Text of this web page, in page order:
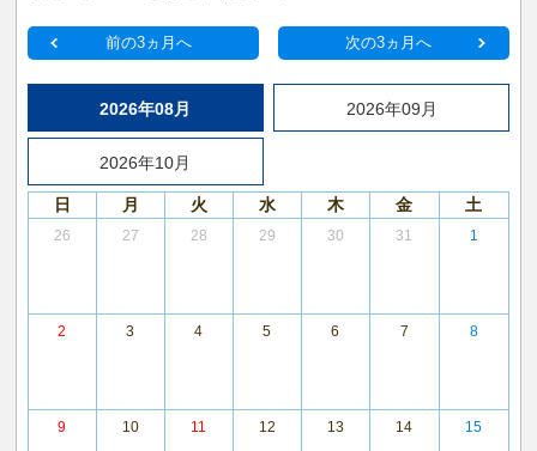
前の3ヵ月へ 次の3ヵ月へ
2026年08月 2026年09月
2026年10月
日 月 火 水 木 金 土
26 27 28 29 30 31 1
2 3 4 5 6 7 8
9 10 11 12 13 14 15